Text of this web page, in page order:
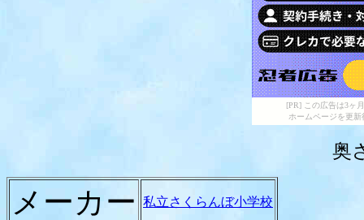
[PR] この広告は3ヶ
ホームページを更
奥
メーカー 私立さくらんぼ小学校